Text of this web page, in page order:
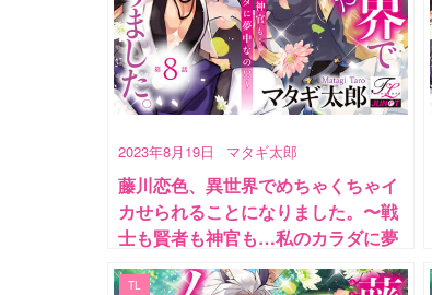
2023年8月19日 マタギ太郎
藤川恋色、異世界でめちゃくちゃイ
カせられることになりました。〜戦
士も賢者も神官も…私のカラダに夢
中なの!?〜 第8話
TL